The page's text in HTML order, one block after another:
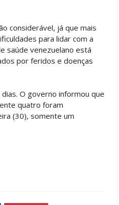
considerável, já que mais
para lidar com a
saúde venezuelano está
por feridos e doenças
O governo informou que
quatro foram
(30), somente um